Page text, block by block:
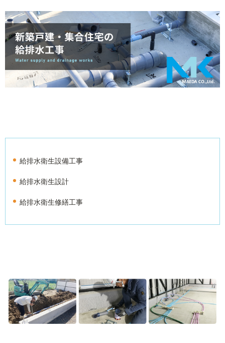
給排水衛生設備工事
給排水衛生設計
給排水衛生修繕工事